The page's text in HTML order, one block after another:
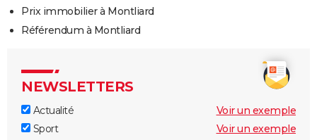
Prix immobilier à Montliard
Référendum à Montliard
NEWSLETTERS
Actualité
Voir un exemple
Sport
Voir un exemple